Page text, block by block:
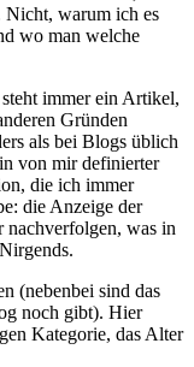
Nicht, warum ich es
wo man welche
immer ein Artikel,
Gründen
als bei Blogs üblich
von mir definierter
die ich immer
die Anzeige der
nachverfolgen, was in
(nebenbei sind das
noch gibt). Hier
Kategorie, das Alter